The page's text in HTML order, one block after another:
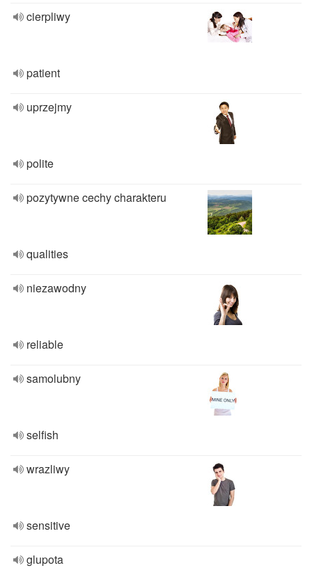
cierpliwy
patient
uprzejmy
polite
pozytywne cechy charakteru
qualities
niezawodny
reliable
samolubny
selfish
wrazliwy
sensitive
glupota